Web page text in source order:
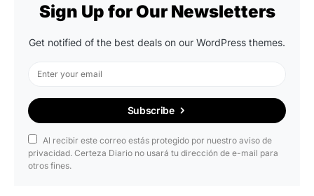
Sign Up for Our Newsletters
Get notified of the best deals on our WordPress themes.
Subscribe
Al recibir este correo estás protegido por nuestro aviso de
privacidad. Certeza Diario no usará tu dirección de e-mail para
otros fines.